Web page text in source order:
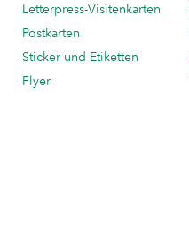
Letterpress-Visitenkarten
Postkarten
Sticker und Etiketten
Flyer